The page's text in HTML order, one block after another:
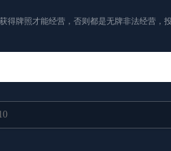
得牌照才能经营，否则都是无牌非法经营，